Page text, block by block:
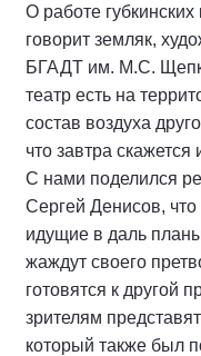
О работе
говорит земляк,
БГАДТ им. М.С.
театр есть на
состав воздуха
что завтра
С нами поделился
Сергей Денисов,
идущие в даль
жаждут своего
готовятся к другой
зрителям
который также был